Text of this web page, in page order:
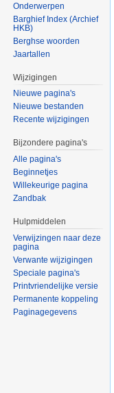
Onderwerpen
Barghief Index (Archief
HKB)
Berghse woorden
Jaartallen
Wijzigingen
Nieuwe pagina's
Nieuwe bestanden
Recente wijzigingen
Bijzondere pagina's
Alle pagina's
Beginnetjes
Willekeurige pagina
Zandbak
Hulpmiddelen
Verwijzingen naar deze
pagina
Verwante wijzigingen
Speciale pagina's
Printvriendelijke versie
Permanente koppeling
Paginagegevens